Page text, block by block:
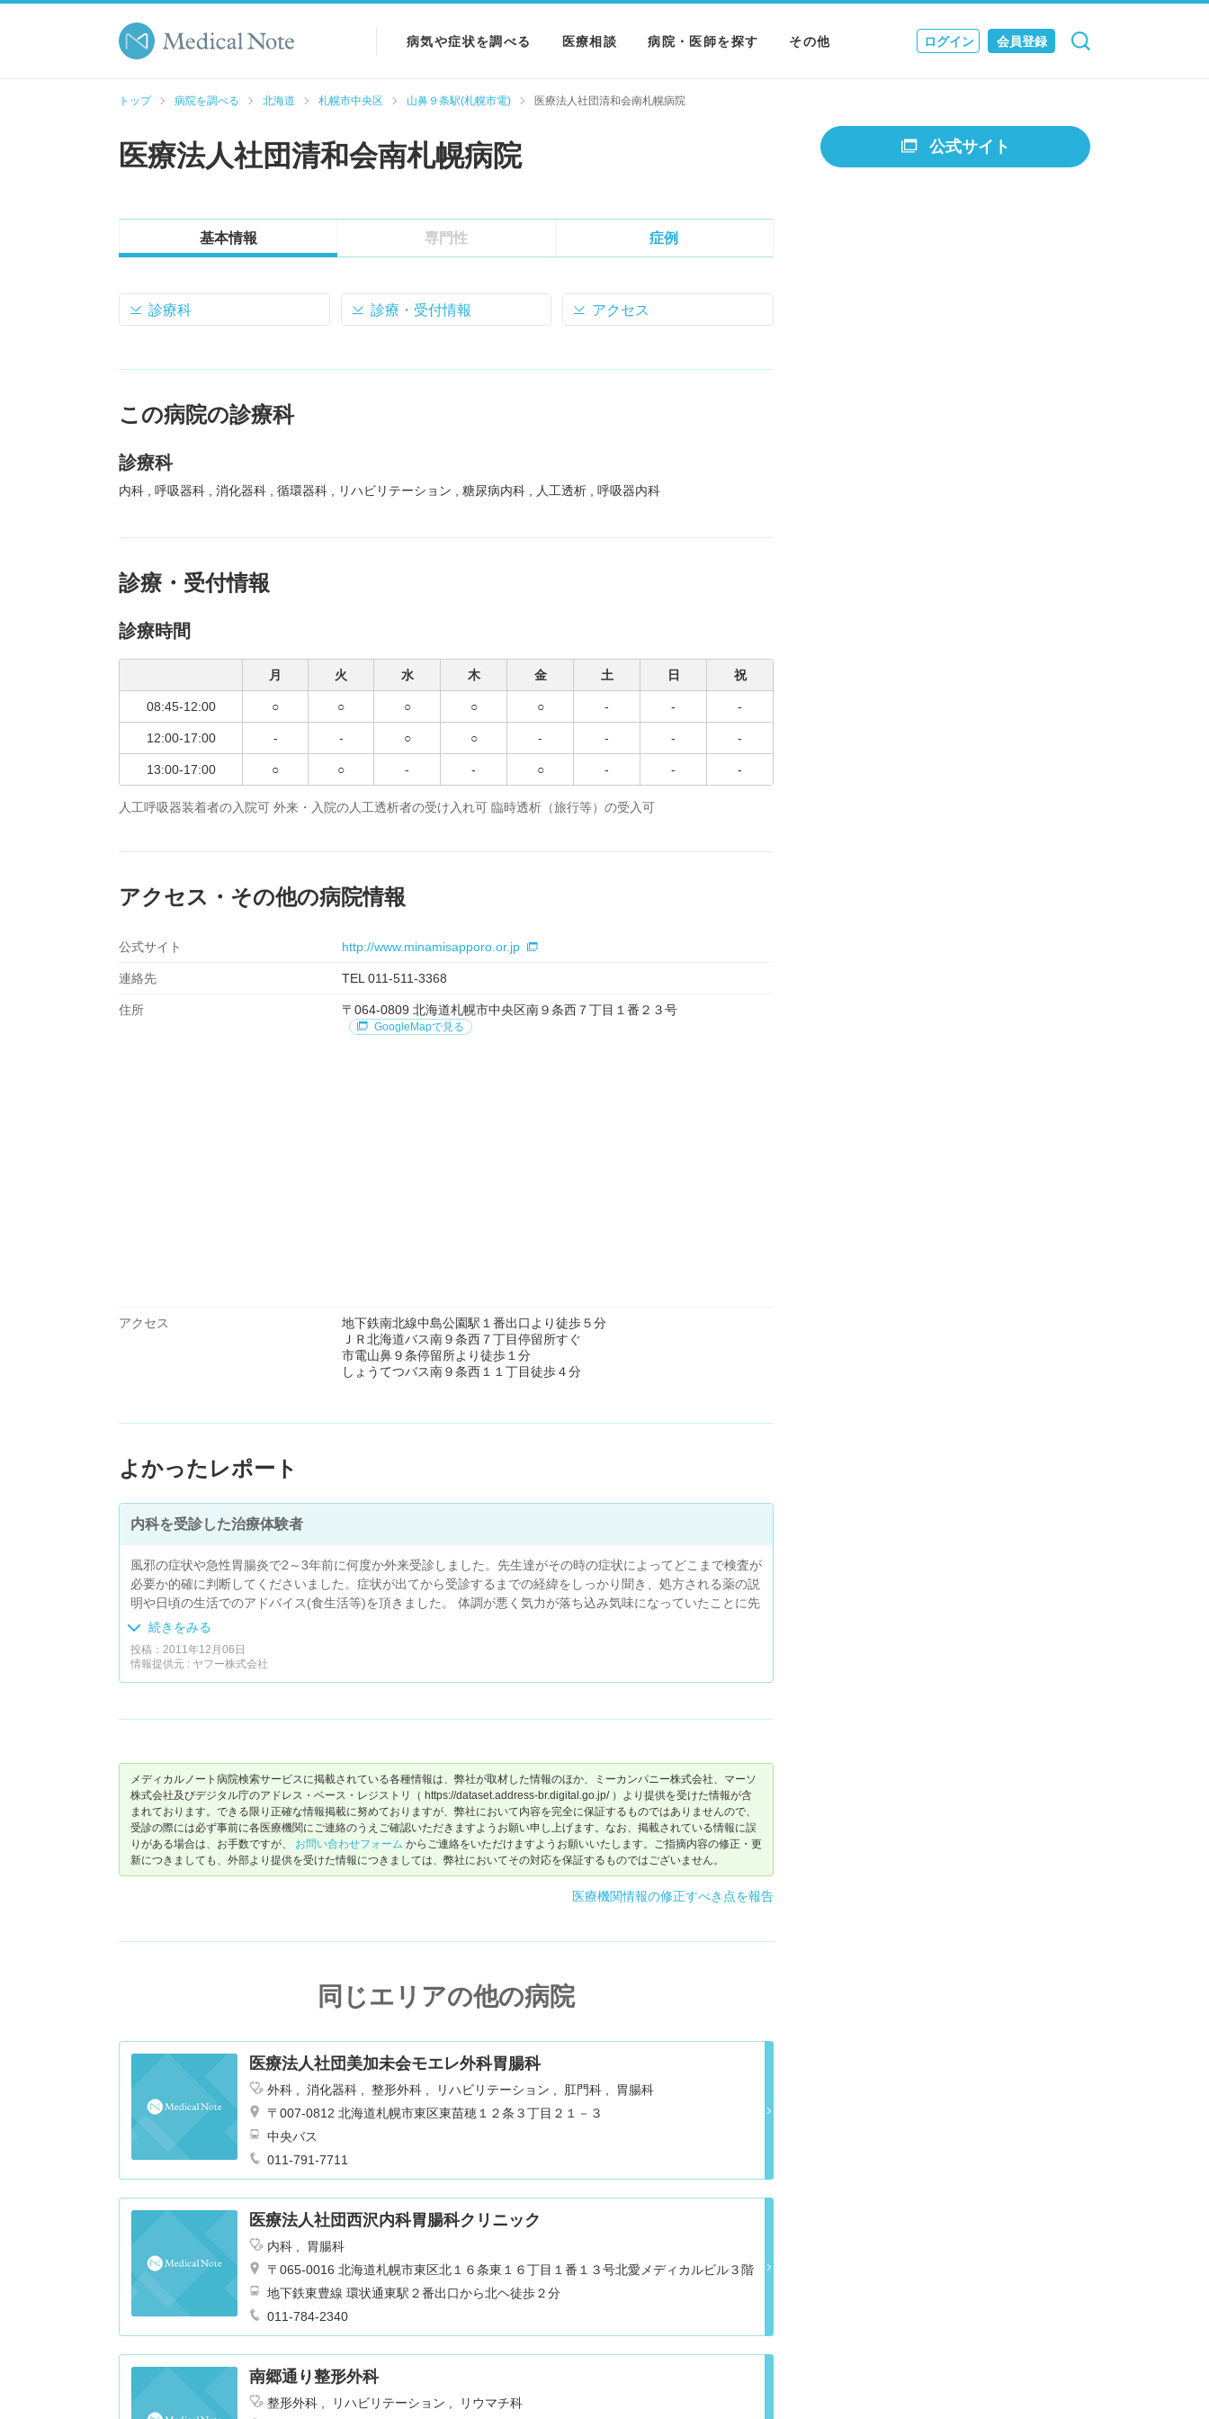
病気や症状を調べる 医療相談 病院・医師を探す その他
NEWS & JOURNAL
ログイン 会員登録
検索 キャンセル
トップ 病院を調べる 北海道 札幌市中央区 山鼻９条駅(札幌市電) 医療法人社団清和会南札幌病院
医療法人社団清和会南札幌病院
基本情報 専門性 症例
診療科 診療・受付情報 アクセス
この病院の診療科
診療科
内科 呼吸器科 消化器科 循環器科 リハビリテーション 糖尿病内科 人工透析 呼吸器内科
診療・受付情報
診療時間
月 火 水 木 金 土 日 祝
08:45-12:00 ○ ○ ○ ○ ○ - - -
12:00-17:00 - - ○ ○ - - - -
13:00-17:00 ○ ○ - - ○ - - -
人工呼吸器装着者の入院可 外来・入院の人工透析者の受け入れ可 臨時透析（旅行等）の受入可
アクセス・その他の病院情報
公式サイト http://www.minamisapporo.or.jp
連絡先 TEL 011-511-3368
住所 〒064-0809 北海道札幌市中央区南９条西７丁目１番２３号
GoogleMapで見る
アクセス
地下鉄南北線中島公園駅１番出口より徒歩５分
ＪＲ北海道バス南９条西７丁目停留所すぐ
市電山鼻９条停留所より徒歩１分
しょうてつバス南９条西１１丁目徒歩４分
よかったレポート
内科を受診した治療体験者
風邪の症状や急性胃腸炎で2～3年前に何度か外来受診しました。先生達がその時の症状によってどこまで検査が
必要か的確に判断してくださいました。症状が出てから受診するまでの経緯をしっかり聞き、処方される薬の説
明や日頃の生活でのアドバイス(食生活等)を頂きました。 体調が悪く気力が落ち込み気味になっていたことに先
生が気付いて明るく元気づけてくれたことが有難かったです。
続きをみる
投稿：2011年12月06日
情報提供元 : ヤフー株式会社
メディカルノート病院検索サービスに掲載されている各種情報は、弊社が取材した情報のほか、ミーカンパニー株式会社、マーソ
株式会社及びデジタル庁のアドレス・ベース・レジストリ（ https://dataset.address-br.digital.go.jp/ ）より提供を受けた情報が含
まれております。できる限り正確な情報掲載に努めておりますが、弊社において内容を完全に保証するものではありませんので、
受診の際には必ず事前に各医療機関にご連絡のうえご確認いただきますようお願い申し上げます。なお、掲載されている情報に誤
りがある場合は、お手数ですが、 お問い合わせフォーム からご連絡をいただけますようお願いいたします。ご指摘内容の修正・更
新につきましても、外部より提供を受けた情報につきましては、弊社においてその対応を保証するものではございません。
医療機関情報の修正すべき点を報告
同じエリアの他の病院
医療法人社団美加未会モエレ外科胃腸科
外科 消化器科 整形外科 リハビリテーション 肛門科
胃腸科
〒007-0812 北海道札幌市東区東苗穂１２条３丁目２１－３
中央バス
011-791-7711
医療法人社団西沢内科胃腸科クリニック
内科
胃腸科
〒065-0016 北海道札幌市東区北１６条東１６丁目１番１３号北愛メディカルビル３階
地下鉄東豊線 環状通東駅２番出口から北ヘ徒歩２分
011-784-2340
南郷通り整形外科
整形外科 リハビリテーション リウマチ科
公式サイト